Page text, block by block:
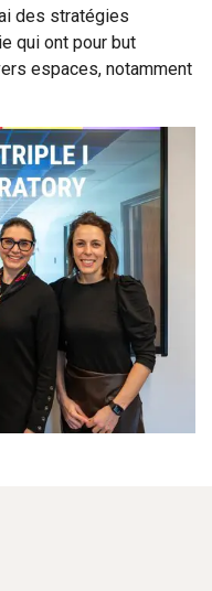
des stratégies
qui ont pour but
espaces, notamment